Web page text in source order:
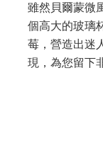
雖然貝爾蒙微
個高大的玻璃
莓，營造出迷
現，為您留下